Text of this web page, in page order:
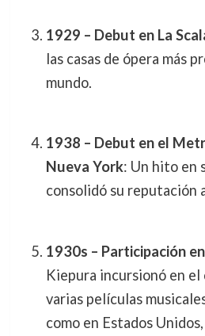
1929 – Debut en La
las casas de ópera más
mundo.
1938 – Debut en el
Nueva York: Un hito en
consolidó su reputación
1930s – Participación
Kiepura incursionó en
varias películas
como en Estados